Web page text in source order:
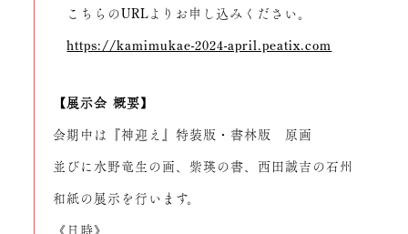
こちらのURLよりお申し込みください。
https://kamimukae-2024-april.peatix.com
【展示会 概要】
会期中は『神迎え』特装版・書林版 原画
並びに水野竜生の画、紫瑛の書、西田誠吉の石州
和紙の展示を行います。
《日時》